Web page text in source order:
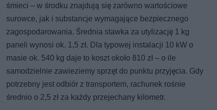
śmieci – w środku znajdują się zarówno wartościowe
surowce, jak i substancje wymagające bezpiecznego
zagospodarowania. Średnia stawka za utylizację 1 kg
paneli wynosi ok. 1,5 zł. Dla typowej instalacji 10 kW o
masie ok. 540 kg daje to koszt około 810 zł – o ile
samodzielnie zawieziemy sprzęt do punktu przyjęcia. Gdy
potrzebny jest odbiór z transportem, rachunek rośnie
średnio o 2,5 zł za każdy przejechany kilometr.